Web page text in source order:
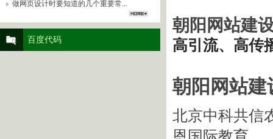
朝阳网站建
高引流、高传
朝阳网站建
北京中科共信
做网页设计时要知道的几个重要常...
百度代码